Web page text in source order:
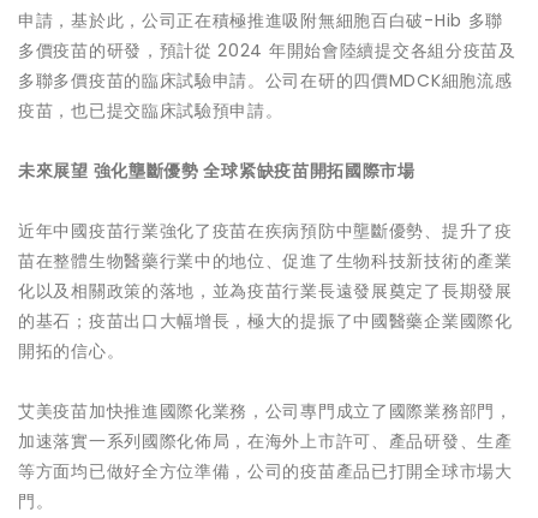
申請，基於此，公司正在積極推進吸附無細胞百白破-Hib 多聯
多價疫苗的研發，預計從 2024 年開始會陸續提交各組分疫苗及
多聯多價疫苗的臨床試驗申請。公司在研的四價MDCK細胞流感
疫苗，也已提交臨床試驗預申請。
未來展望 強化壟斷優勢 全球紧缺疫苗開拓國際市場
近年中國疫苗行業強化了疫苗在疾病預防中壟斷優勢、提升了疫
苗在整體生物醫藥行業中的地位、促進了生物科技新技術的產業
化以及相關政策的落地，並為疫苗行業長遠發展奠定了長期發展
的基石；疫苗出口大幅增長，極大的提振了中國醫藥企業國際化
開拓的信心。
艾美疫苗加快推進國際化業務，公司專門成立了國際業務部門，
加速落實一系列國際化佈局，在海外上市許可、產品研發、生產
等方面均已做好全方位準備，公司的疫苗產品已打開全球市場大
門。